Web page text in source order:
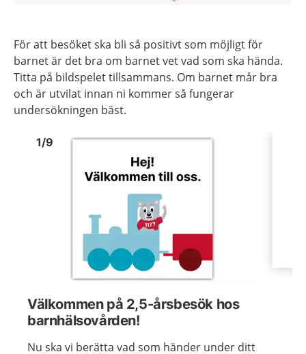
För att besöket ska bli så positivt som möjligt för
barnet är det bra om barnet vet vad som ska hända.
Titta på bildspelet tillsammans. Om barnet mår bra
och är utvilat innan ni kommer så fungerar
undersökningen bäst.
Bild1
1/9
Välkommen på 2,5-årsbesök hos
barnhälsovården!
Nu ska vi berätta vad som händer under ditt
Visa föregående bild